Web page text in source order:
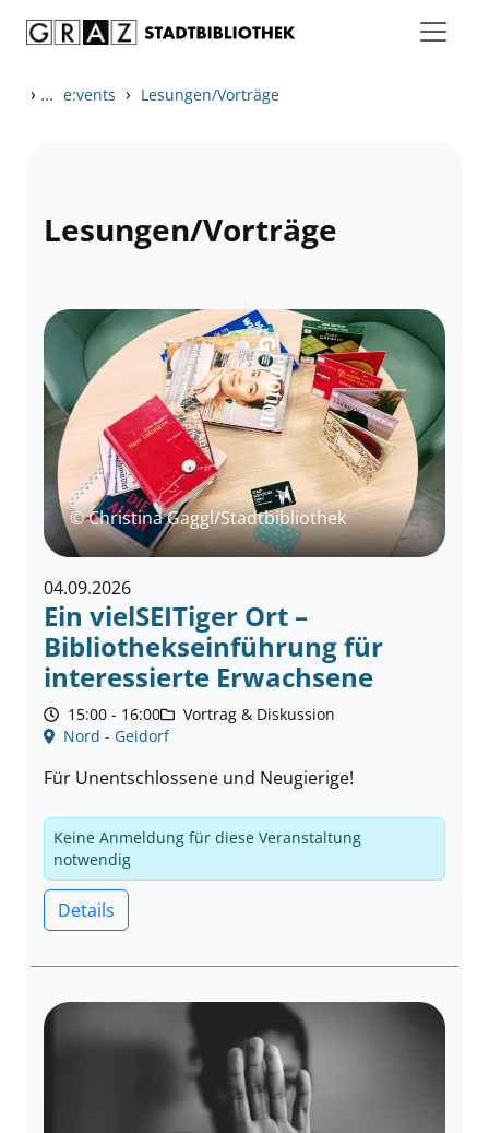
› ... e:vents › Lesungen/Vorträge
Lesungen/Vorträge
04.09.2026
Ein vielSEITiger Ort –
Bibliothekseinführung für
interessierte Erwachsene
15:00 - 16:00
Vortrag & Diskussion
Nord - Geidorf
Für Unentschlossene und Neugierige!
Keine Anmeldung für diese Veranstaltung
notwendig
Details
© Christina Gaggl/Stadtbibliothek